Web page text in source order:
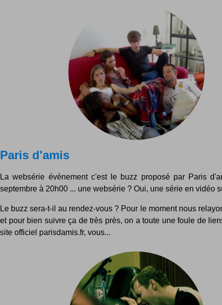
Paris d'amis
La websérie évènement c'est le buzz proposé par Paris
septembre à 20h00 ... une websérie ? Oui, une série en vidéo
Le buzz sera-t-il au rendez-vous ? Pour le moment nous
et pour bien suivre ça de très près, on a toute une foule de
site officiel parisdamis.fr, vous...